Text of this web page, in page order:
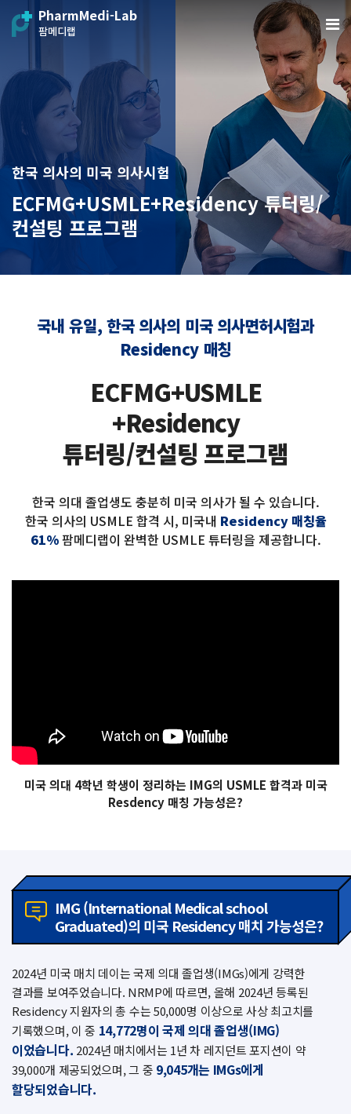
PharmMedi-Lab
팜메디랩
한국 의사의 미국 의사시험
ECFMG+USMLE+Residency 튜터링/
컨설팅 프로그램
국내 유일, 한국 의사의 미국 의사면허시험과
Residency 매칭
ECFMG+USMLE
+Residency
튜터링/컨설팅 프로그램
한국 의대 졸업생도 충분히 미국 의사가 될 수 있습니다.
한국 의사의 USMLE 합격 시, 미국내 Residency 매칭율
61%팜메디랩이 완벽한 USMLE 튜터링을 제공합니다.
미국 의대 4학년 학생이 정리하는 IMG의 USMLE 합격과 미국
Resdency 매칭 가능성은?
IMG (International Medical school
Graduated)의 미국 Residency 매치 가능성은?
2024년 미국 매치 데이는 국제 의대 졸업생(IMGs)에게 강력한
결과를 보여주었습니다. NRMP에 따르면, 올해 2024년 등록된
Residency 지원자의 총 수는 50,000명 이상으로 사상 최고치를
기록했으며, 이 중 14,772명이 국제 의대 졸업생(IMG)
이었습니다. 2024년 매치에서는 1년 차 레지던트 포지션이 약
39,000개 제공되었으며,그 중 9,045개는 IMGs에게
할당되었습니다.